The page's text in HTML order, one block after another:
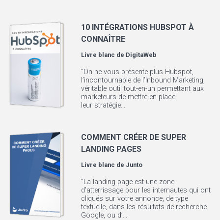
10 INTÉGRATIONS HUBSPOT À
CONNAÎTRE
Livre blanc de DigitaWeb
"On ne vous présente plus Hubspot,
l’incontournable de l’Inbound Marketing,
véritable outil tout-en-un permettant aux
marketeurs de mettre en place
leur stratégie...
COMMENT CRÉER DE SUPER
LANDING PAGES
Livre blanc de Junto
"La landing page est une zone
d’atterrissage pour les internautes qui ont
cliqués sur votre annonce, de type
textuelle, dans les résultats de recherche
Google, ou d’...